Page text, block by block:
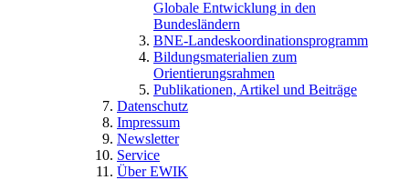
Globale Entwicklung in den
Bundesländern
BNE-Landeskoordinationsprogramm
Bildungsmaterialien zum
Orientierungsrahmen
Publikationen, Artikel und Beiträge
Datenschutz
Impressum
Newsletter
Service
Über EWIK